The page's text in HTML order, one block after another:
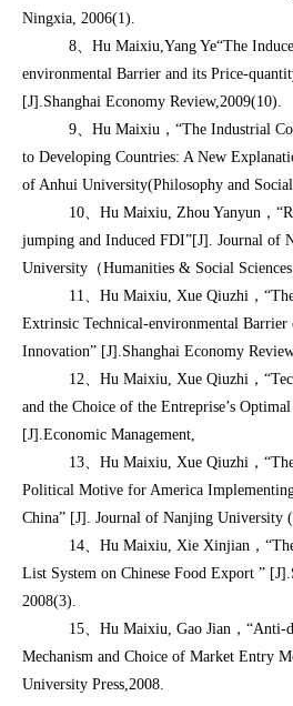
Ningxia, 2006(1).
8、Hu Maixiu,Yang Ye“The
environmental Barrier and its Price-
[J].Shanghai Economy Review,2009(10).
9、Hu Maixiu，“The Industrial
to Developing Countries: A New
of Anhui University(Philosophy and
10、Hu Maixiu, Zhou Yanyun，
jumping and Induced FDI”[J]. Journal of
University（Humanities & Social
11、Hu Maixiu, Xue Qiuzhi，
Extrinsic Technical-environmental Barrier
Innovation” [J].Shanghai Economy
12、Hu Maixiu, Xue Qiuzhi，
and the Choice of the Entreprise’s
[J].Economic Management,
13、Hu Maixiu, Xue Qiuzhi，
Political Motive for America
China” [J]. Journal of Nanjing University
14、Hu Maixiu, Xie Xinjian，
List System on Chinese Food Export ”
2008(3).
15、Hu Maixiu, Gao Jian，
Mechanism and Choice of Market Entry
University Press,2008.